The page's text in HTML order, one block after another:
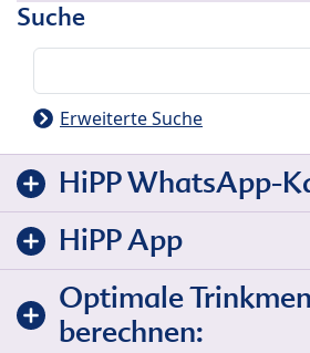
Suche
Erweiterte Suche
HiPP WhatsApp-
HiPP App
Optimale
berechnen: